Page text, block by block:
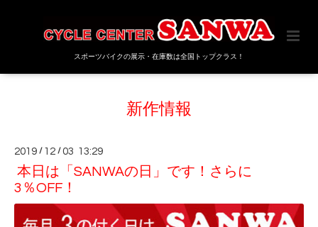
スポーツバイクの展示・在庫数は全国トップクラス！
新作情報
2019 / 12 /03 13:29
本日は「SANWAの日」です！さらに
3％OFF！